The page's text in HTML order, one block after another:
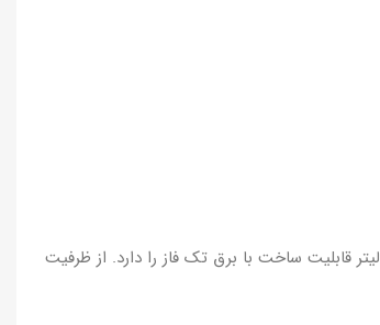
مخصوص همگن‌سازی انواع پودر مواد غذایی و شیمیایی و دارویی. طعم‌دهنده انواع چای و محصولات مشابه. این دستگاه تنها در نمونه با ظرفیت 150 لیتر قابلیت ساخت با برق تک فاز را دارد. از ظرفیت